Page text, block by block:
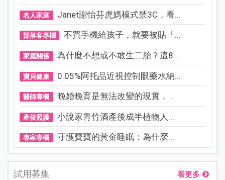
名人家庭 Janet謝怡芬虎媽模式禁3C，看...
部落客專欄 不買手機給孩子，就要被貼「...
家庭關係 為什麼不想或不敢生二胎？這8...
寶貝健康 0.05%阿托品近視控制眼藥水納...
醫師專欄 晚婚晚育是無法改變的現實，...
產後照護 小說家青竹酒產後成半植物人...
專家專欄 守護寶寶的黃金睡眠：為什麼...
試用募集 看更多